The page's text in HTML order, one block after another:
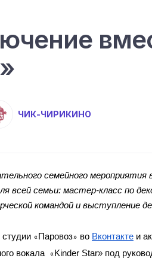
ЧИК-ЧИРИКИНО
всей семьи: мастер-класс по
командой и выступление
«Паровоз» во Вконтакте
вокала «Kinder Star» под